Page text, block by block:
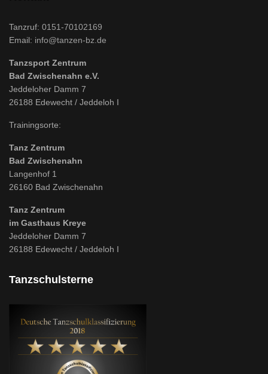
Tanzruf: 0151-70102169
Email: info@tanzen-bz.de
Tanzsport Zentrum
Bad Zwischenahn e.V.
Jeddeloher Damm 7
26188 Edewecht / Jeddeloh I
Trainingsorte:
Tanz Zentrum
Bad Zwischenahn
Langenhof 1
26160 Bad Zwischenahn
Tanz Zentrum
im Gasthaus Kreye
Jeddeloher Damm 7
26188 Edewecht / Jeddeloh I
Tanzschulsterne